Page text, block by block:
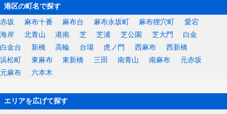
港区の町名で探す
赤坂 麻布十番 麻布台 麻布永坂町 麻布狸穴町
愛宕
海岸
北青山 港南 芝 芝浦 芝公園 芝大門
白金
白金台
新橋 高輪 台場 虎ノ門 西麻布
西新橋
浜松町
東麻布 東新橋 三田 南青山 南麻布
元赤坂
元麻布
六本木
エリアを広げて探す